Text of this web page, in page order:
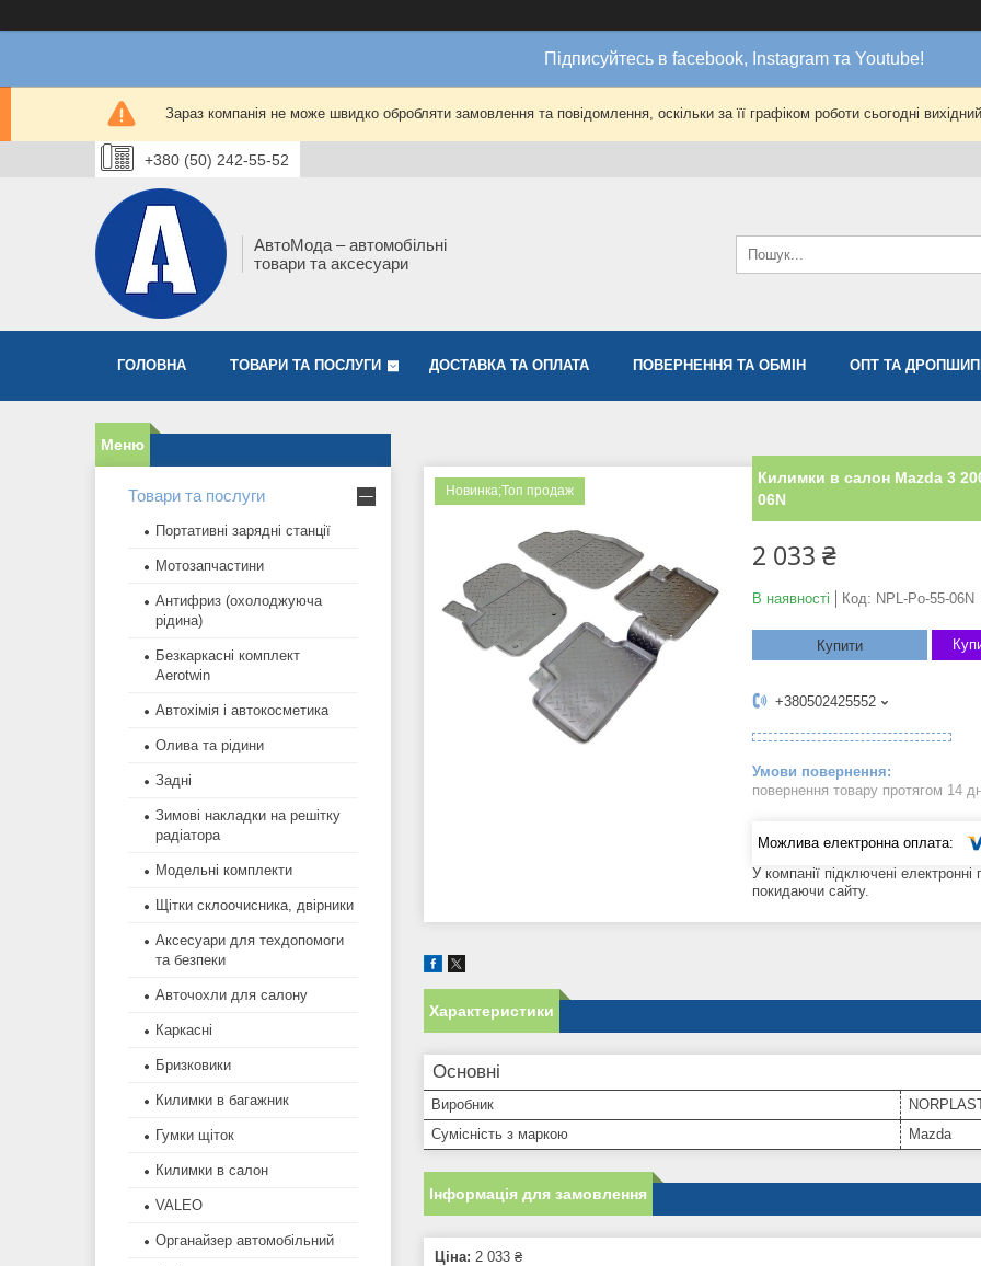
Підписуйтесь в facebook, Instagram та Youtube!
Зараз компанія не може швидко обробляти замовлення та повідомлення, оскільки за її графіком роботи сьогодні
+380 (50) 242-55-52
АвтоМода – автомобільні
товари та аксесуари
ГОЛОВНА ТОВАРИ ТА ПОСЛУГИ ДОСТАВКА ТА ОПЛАТА ПОВЕРНЕННЯ ТА ОБМІН ОПТ ТА
Новинка;Топ продаж
Килимки в салон Mazda 3
06N
2 033 ₴
В наявності Код: NPL-Po-55-06N
Купити
+380502425552
повернення товару протягом 14
У компанії підключені
покидаючи сайту.
Характеристики
Основні
Виробник
Сумісність з маркою
Mazda
Інформація для замовлення
Ціна: 2 033 ₴
Товари та послуги
Портативні зарядні станції
Мотозапчастини
Антифриз (охолоджуюча
рідина)
Безкаркасні комплект
Aerotwin
Автохімія і автокосметика
Олива та рідини
Задні
Зимові накладки на решітку
радіатора
Модельні комплекти
Щітки склоочисника, двірники
Аксесуари для техдопомоги
та безпеки
Авточохли для салону
Каркасні
Бризковики
Килимки в багажник
Гумки щіток
Килимки в салон
VALEO
Органайзер автомобільний